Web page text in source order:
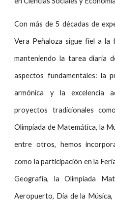
Con más de 5 décadas de
Vera Peñaloza sigue fiel a la
manteniendo la tarea diaria
aspectos fundamentales: la
armónica y la excelencia
proyectos tradicionales
Olimpíada de Matemática, la
entre otros, hemos
como la participación en la
Geografía, la Olimpíada
Aeropuerto, Día de la